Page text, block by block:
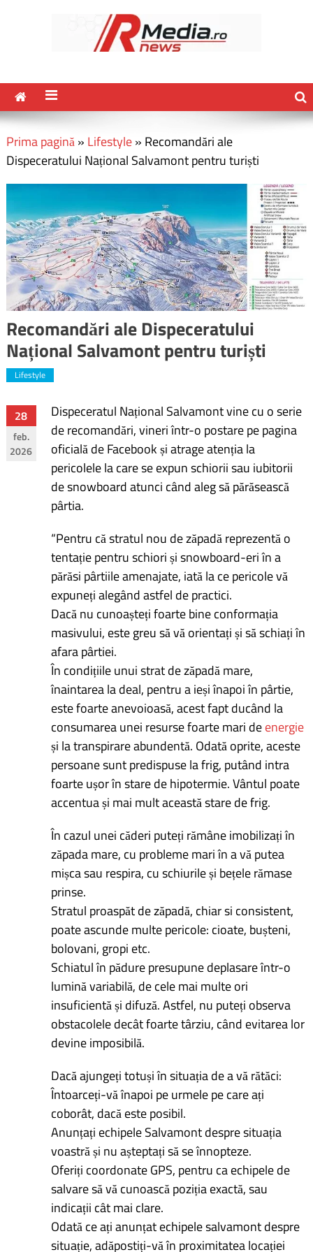
Prima pagină» Lifestyle» Recomandări ale
Dispeceratului Național Salvamont pentru turiști
Recomandări ale Dispeceratului
Național Salvamont pentru turiști
Lifestyle
28
feb.
2026
Dispeceratul Național Salvamont vine cu o serie
de recomandări, vineri într-o postare pe pagina
oficială de Facebook și atrage atenția la
pericolele la care se expun schiorii sau iubitorii
de snowboard atunci când aleg să părăsească
pârtia.
“Pentru că stratul nou de zăpadă reprezentă o
tentație pentru schiori și snowboard-eri în a
părăsi pârtiile amenajate, iată la ce pericole vă
expuneți alegând astfel de practici.
Dacă nu cunoașteți foarte bine conformația
masivului, este greu să vă orientați și să schiați în
afara pârtiei.
În condițiile unui strat de zăpadă mare,
înaintarea la deal, pentru a ieși înapoi în pârtie,
este foarte anevoioasă, acest fapt ducând la
consumarea unei resurse foarte mari deenergie
și la transpirare abundentă. Odată oprite, aceste
persoane sunt predispuse la frig, putând intra
foarte ușor în stare de hipotermie. Vântul poate
accentua și mai mult această stare de frig.
În cazul unei căderi puteți rămâne imobilizați în
zăpada mare, cu probleme mari în a vă putea
mișca sau respira, cu schiurile și bețele rămase
prinse.
Stratul proaspăt de zăpadă, chiar si consistent,
poate ascunde multe pericole: cioate, bușteni,
bolovani, gropi etc.
Schiatul în pădure presupune deplasare într-o
lumină variabilă, de cele mai multe ori
insuficientă și difuză. Astfel, nu puteți observa
obstacolele decât foarte târziu, când evitarea lor
devine imposibilă.
Dacă ajungeți totuși în situația de a vă rătăci:
Întoarceți-vă înapoi pe urmele pe care ați
coborât, dacă este posibil.
Anunțați echipele Salvamont despre situația
voastră și nu așteptați să se înnopteze.
Oferiți coordonate GPS, pentru ca echipele de
salvare să vă cunoască poziția exactă, sau
indicații cât mai clare.
Odată ce ați anunțat echipele salvamont despre
situație, adăpostiți-vă în proximitatea locației
Navigare
în
articole